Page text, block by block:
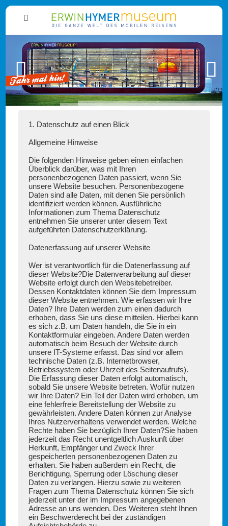
1. Datenschutz auf einen Blick
Allgemeine Hinweise
Die folgenden Hinweise geben einen einfachen
Überblick darüber, was mit Ihren
personenbezogenen Daten passiert, wenn Sie
unsere Website besuchen. Personenbezogene
Daten sind alle Daten, mit denen Sie persönlich
identifiziert werden können. Ausführliche
Informationen zum Thema Datenschutz
entnehmen Sie unserer unter diesem Text
aufgeführten Datenschutzerklärung.
Datenerfassung auf unserer Website
Wer ist verantwortlich für die Datenerfassung auf
dieser Website?Die Datenverarbeitung auf dieser
Website erfolgt durch den Websitebetreiber.
Dessen Kontaktdaten können Sie dem Impressum
dieser Website entnehmen.Wie erfassen wir Ihre
Daten? Ihre Daten werden zum einen dadurch
erhoben, dass Sie uns diese mitteilen. Hierbei kann
es sich z.B. um Daten handeln, die Sie in ein
Kontaktformular eingeben. Andere Daten werden
automatisch beim Besuch der Website durch
unsere IT-Systeme erfasst. Das sind vor allem
technische Daten (z.B. Internetbrowser,
Betriebssystem oder Uhrzeit des Seitenaufrufs).
Die Erfassung dieser Daten erfolgt automatisch,
sobald Sie unsere Website betreten.Wofür nutzen
wir Ihre Daten? Ein Teil der Daten wird erhoben, um
eine fehlerfreie Bereitstellung der Website zu
gewährleisten. Andere Daten können zur Analyse
Ihres Nutzerverhaltens verwendet werden.Welche
Rechte haben Sie bezüglich Ihrer Daten?Sie haben
jederzeit das Recht unentgeltlich Auskunft über
Herkunft, Empfänger und Zweck Ihrer
gespeicherten personenbezogenen Daten zu
erhalten. Sie haben außerdem ein Recht, die
Berichtigung, Sperrung oder Löschung dieser
Daten zu verlangen. Hierzu sowie zu weiteren
Fragen zum Thema Datenschutz können Sie sich
jederzeit unter der im Impressum angegebenen
Adresse an uns wenden. Des Weiteren steht Ihnen
ein Beschwerderecht bei der zuständigen
Zurück Weiter